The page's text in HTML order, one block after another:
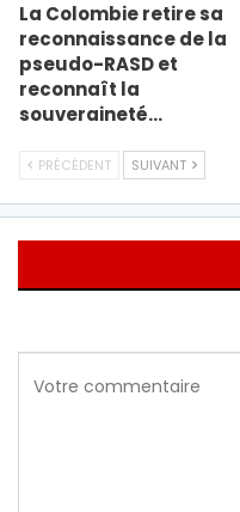
La Colombie retire sa
reconnaissance de la
pseudo-RASD et
reconnaît la
souveraineté…
PRÉCÉDENT SUIVANT